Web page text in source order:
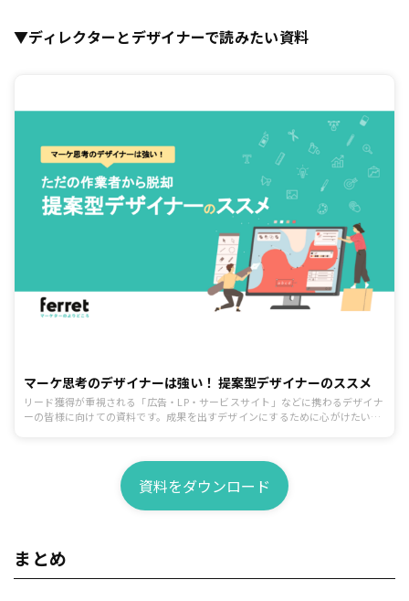
▼ディレクターとデザイナーで読みたい資料
マーケ思考のデザイナーは強い！ 提案型デザイナーのススメ
リード獲得が重視される「広告・LP・サービスサイト」などに携わるデザイナ
ーの皆様に向けての資料です。成果を出すデザインにするために心がけたいポ
資料をダウンロード
まとめ